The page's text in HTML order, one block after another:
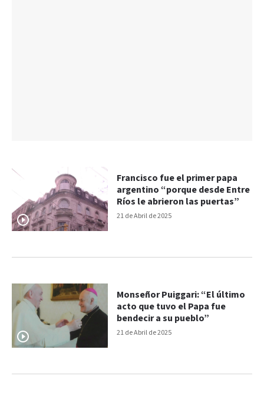
21 de Abril de 2025
Francisco fue el primer papa
argentino “porque desde Entre
Ríos le abrieron las puertas”
21 de Abril de 2025
Monseñor Puiggari: “El último
acto que tuvo el Papa fue
bendecir a su pueblo”